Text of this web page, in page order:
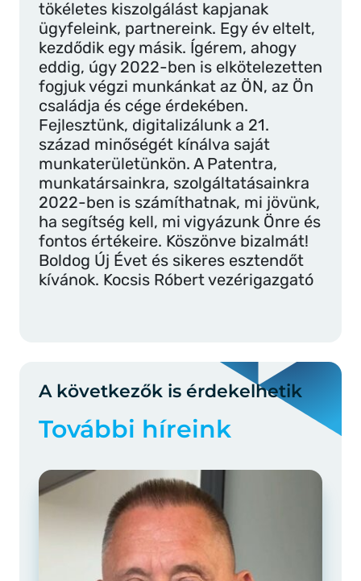
tökéletes kiszolgálást kapjanak
ügyfeleink, partnereink. Egy év eltelt,
kezdődik egy másik. Ígérem, ahogy
eddig, úgy 2022-ben is elkötelezetten
fogjuk végzi munkánkat az ÖN, az Ön
családja és cége érdekében.
Fejlesztünk, digitalizálunk a 21.
század minőségét kínálva saját
munkaterületünkön. A Patentra,
munkatársainkra, szolgáltatásainkra
2022-ben is számíthatnak, mi jövünk,
ha segítség kell, mi vigyázunk Önre és
fontos értékeire. Köszönve bizalmát!
Boldog Új Évet és sikeres esztendőt
kívánok. Kocsis Róbert vezérigazgató
A következők is érdekelhetik
További híreink